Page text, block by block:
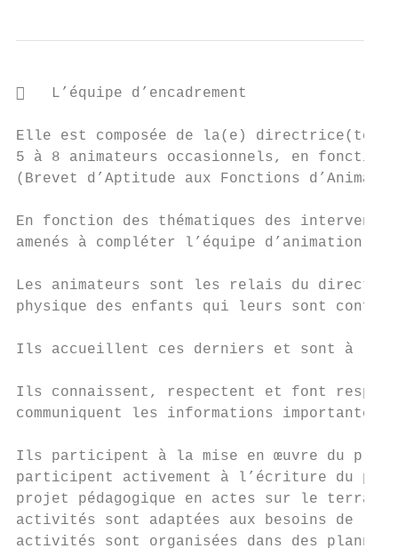
   L’équipe d’encadrement
Elle est composée de la(e)
5 à 8 animateurs occasionnels, en
(Brevet d’Aptitude aux Fonctions
En fonction des thématiques des
amenés à compléter l’équipe d’animation.
Les animateurs sont les relais du
physique des enfants qui leurs sont
Ils accueillent ces derniers et sont à
Ils connaissent, respectent et font
communiquent les informations
Ils participent à la mise en œuvre du
participent activement à l’écriture du
projet pédagogique en actes sur le
activités sont adaptées aux besoins de la
activités sont organisées dans des